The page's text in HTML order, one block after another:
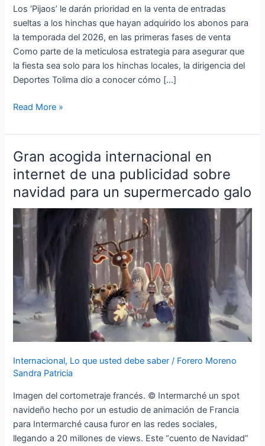
Los ‘Pijaos’ le darán prioridad en la venta de entradas
sueltas a los hinchas que hayan adquirido los abonos para
la temporada del 2026, en las primeras fases de venta
Como parte de la meticulosa estrategia para asegurar que
la fiesta sea solo para los hinchas locales, la dirigencia del
Deportes Tolima dio a conocer cómo […]
BetPlay
2
2025,
en
el
Murillo
Read More »
Gran acogida internacional en
internet de una publicidad sobre
navidad para un supermercado galo
Internacional, Lo que usted debe saber / Forero Moreno
Sandra Patricia
Imagen del cortometraje francés. © Intermarché un spot
navideño hecho por un estudio de animación de Francia
para Intermarché causa furor en las redes sociales,
llegando a 20 millones de views. Este “cuento de Navidad”
Gran
acogida
internacional
en
internet
de
una
publicidad
sobre
navidad
para
un
supermercado